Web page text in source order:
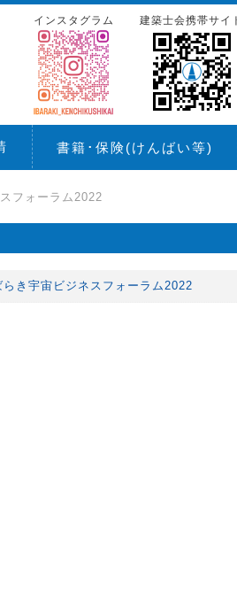
建築士会携帯サイ
インスタグラム
書籍･保険(けんばい等)
フォーラム2022
き宇宙ビジネスフォーラム2022